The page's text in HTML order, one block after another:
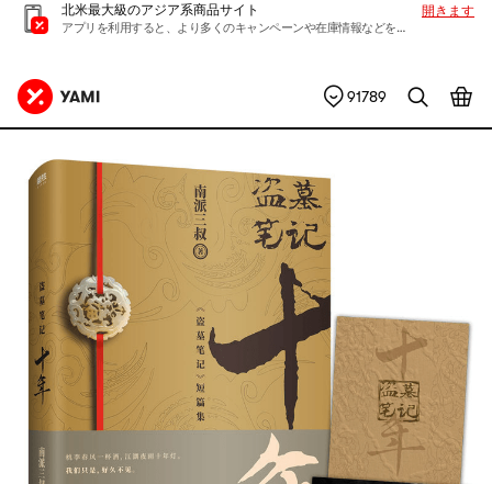
北米最大級のアジア系商品サイト
アプリを利用すると、より多くのキャンペーンや在庫情報などを入手できます
開きます
91789